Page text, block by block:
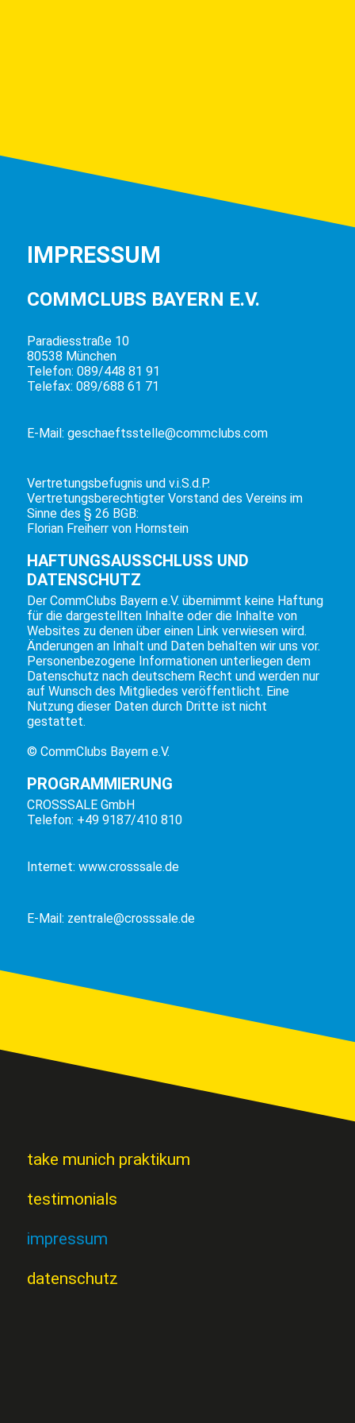
IMPRESSUM
COMMCLUBS BAYERN E.V.
Paradiesstraße 10
80538 München
Telefon: 089/448 81 91
Telefax: 089/688 61 71
E-Mail: geschaeftsstelle@commclubs.com
Vertretungsbefugnis und v.i.S.d.P.
Vertretungsberechtigter Vorstand des Vereins im
Sinne des § 26 BGB:
Florian Freiherr von Hornstein
HAFTUNGSAUSSCHLUSS UND
DATENSCHUTZ
Der CommClubs Bayern e.V. übernimmt keine Haftung
für die dargestellten Inhalte oder die Inhalte von
Websites zu denen über einen Link verwiesen wird.
Änderungen an Inhalt und Daten behalten wir uns vor.
Personenbezogene Informationen unterliegen dem
Datenschutz nach deutschem Recht und werden nur
auf Wunsch des Mitgliedes veröffentlicht. Eine
Nutzung dieser Daten durch Dritte ist nicht
gestattet.
© CommClubs Bayern e.V.
PROGRAMMIERUNG
CROSSSALE GmbH
Telefon: +49 9187/410 810
Internet: www.crosssale.de
E-Mail: zentrale@crosssale.de
take munich praktikum
testimonials
impressum
datenschutz